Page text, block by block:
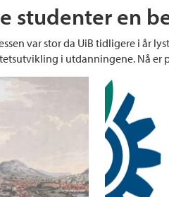
studenter en
var stor da UiB tidligere i år
i utdanningene. Nå er